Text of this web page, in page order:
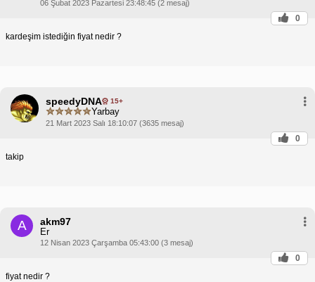
06 Şubat 2023 Pazartesi 23:48:45 (2 mesaj)
0
kardeşim istediğin fiyat nedir ?
speedyDNA 15+
Yarbay
21 Mart 2023 Salı 18:10:07 (3635 mesaj)
0
takip
A akm97
Er
12 Nisan 2023 Çarşamba 05:43:00 (3 mesaj)
0
fiyat nedir ?